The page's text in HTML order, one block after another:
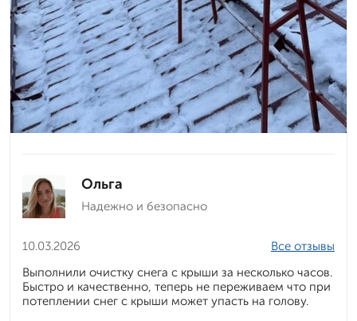
Ольга
Надежно и безопасно
10.03.2026
Все отзывы
Выполнили очистку снега с крыши за несколько часов.
Быстро и качественно, теперь не переживаем что при
потеплении снег с крыши может упасть на голову.